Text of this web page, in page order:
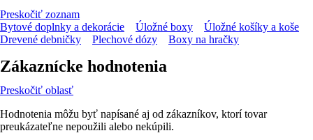
Preskočiť zoznam
Bytové doplnky a dekorácie
Úložné boxy
Úložné košíky a koše
Drevené debničky
Plechové dózy Boxy na hračky
Zákaznícke hodnotenia
Preskočiť oblasť
Hodnotenia môžu byť napísané aj od zákazníkov, ktorí tovar
preukázateľne nepoužili alebo nekúpili.